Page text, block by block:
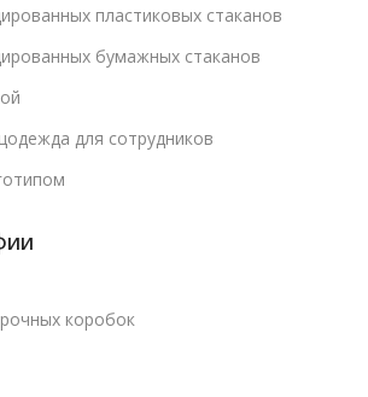
пластиковых стаканов
бумажных стаканов
для сотрудников
коробок